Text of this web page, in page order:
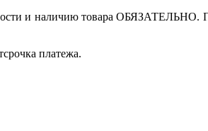
и наличию товара ОБЯЗАТЕЛЬНО.
платежа.